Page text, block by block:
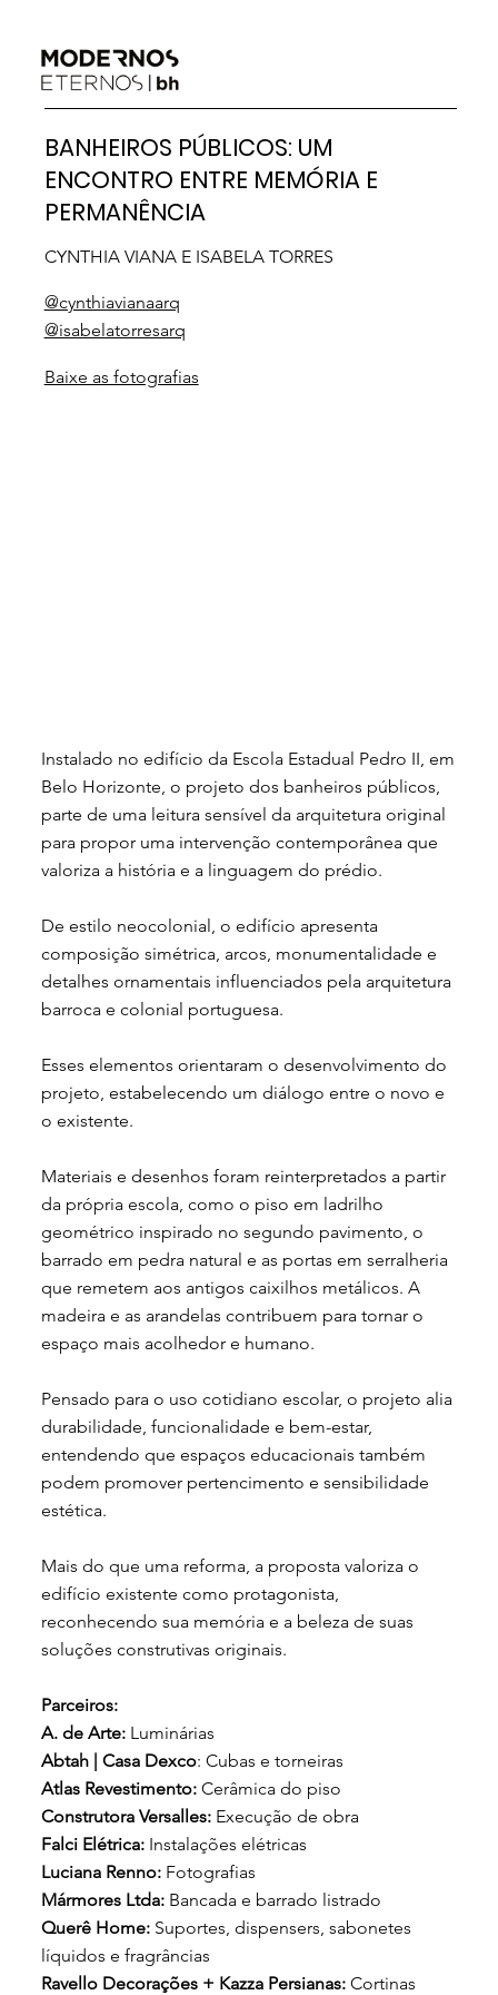
BANHEIROS PÚBLICOS: UM
ENCONTRO ENTRE MEMÓRIA E
PERMANÊNCIA
CYNTHIA VIANA E ISABELA TORRES
@cynthiavianaarq
@isabelatorresarq
Baixe as fotografias
Instalado no edifício da Escola Estadual Pedro II, em
Belo Horizonte, o projeto dos banheiros públicos,
parte de uma leitura sensível da arquitetura original
para propor uma intervenção contemporânea que
valoriza a história e a linguagem do prédio.
De estilo neocolonial, o edifício apresenta
composição simétrica, arcos, monumentalidade e
detalhes ornamentais influenciados pela arquitetura
barroca e colonial portuguesa.
Esses elementos orientaram o desenvolvimento do
projeto, estabelecendo um diálogo entre o novo e
o existente.
Materiais e desenhos foram reinterpretados a partir
da própria escola, como o piso em ladrilho
geométrico inspirado no segundo pavimento, o
barrado em pedra natural e as portas em serralheria
que remetem aos antigos caixilhos metálicos. A
madeira e as arandelas contribuem para tornar o
espaço mais acolhedor e humano.
Pensado para o uso cotidiano escolar, o projeto alia
durabilidade, funcionalidade e bem-estar,
entendendo que espaços educacionais também
podem promover pertencimento e sensibilidade
estética.
Mais do que uma reforma, a proposta valoriza o
edifício existente como protagonista,
reconhecendo sua memória e a beleza de suas
soluções construtivas originais.
Parceiros:
A. de Arte: Luminárias
Abtah | Casa Dexco: Cubas e torneiras
Atlas Revestimento: Cerâmica do piso
Construtora Versalles: Execução de obra
Falci Elétrica: Instalações elétricas
Luciana Renno: Fotografias
Mármores Ltda: Bancada e barrado listrado
Querê Home: Suportes, dispensers, sabonetes
líquidos e fragrâncias
Ravello Decorações + Kazza Persianas: Cortinas